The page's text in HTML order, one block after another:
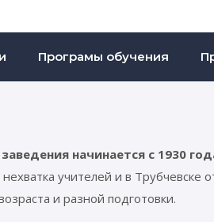
Програмы обучения
начинается с 1930
учителей и в Трубчевске
и разной подготовки.